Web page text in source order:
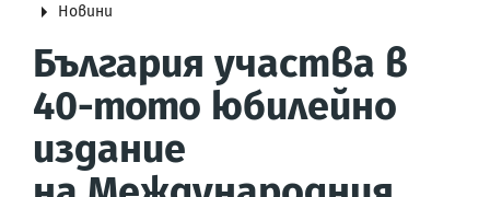
Новини
България участва в
40-тото юбилейно
издание